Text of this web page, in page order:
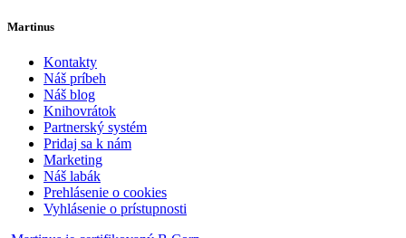
Martinus
Kontakty
Náš príbeh
Náš blog
Knihovrátok
Partnerský systém
Pridaj sa k nám
Marketing
Náš labák
Prehlásenie o cookies
Vyhlásenie o prístupnosti